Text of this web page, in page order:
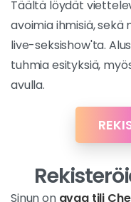
Täältä löydät
avoimia ihmisiä,
live-seksishow'ta.
tuhmia esityksiä,
avulla.
Sinun on avaa tili